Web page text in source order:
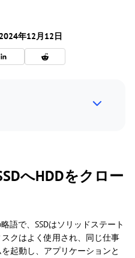
年12月12日
へHDDをクロー
語で、SSDはソリッドステート
クはよく使用され、同じ仕事
起動し、アプリケーションと